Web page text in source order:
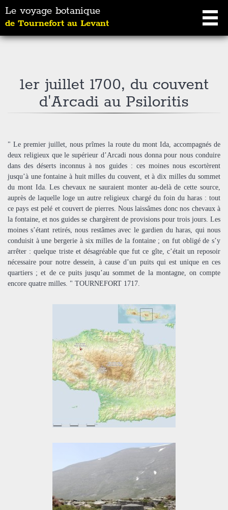
Le voyage botanique
de Tournefort au Levant
1er juillet 1700, du couvent
d'Arcadi au Psiloritis
" Le premier juillet, nous prîmes la route du mont Ida, accompagnés de
deux religieux que le supérieur d’Arcadi nous donna pour nous conduire
dans des déserts inconnus à nos guides : ces moines nous escortèrent
jusqu’à une fontaine à huit milles du couvent, et à dix milles du sommet
du mont Ida. Les chevaux ne sauraient monter au-delà de cette source,
auprès de laquelle loge un autre religieux chargé du foin du haras : tout
ce pays est pelé et couvert de pierres. Nous laissâmes donc nos chevaux à
la fontaine, et nos guides se chargèrent de provisions pour trois jours. Les
moines s’étant retirés, nous restâmes avec le gardien du haras, qui nous
conduisit à une bergerie à six milles de la fontaine ; on fut obligé de s’y
arrêter : quelque triste et désagréable que fut ce gîte, c’était un reposoir
nécessaire pour notre dessein, à cause d’un puits qui est unique en ces
quartiers ; et de ce puits jusqu’au sommet de la montagne, on compte
encore quatre milles. " TOURNEFORT 1717.